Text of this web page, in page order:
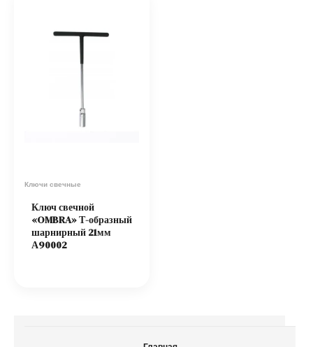
Ключи свечные
Ключ свечной
«OMBRA» Т-образный
шарнирный 21мм
А90002